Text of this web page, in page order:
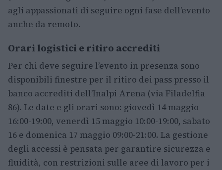
agli appassionati di seguire ogni fase dell’evento
anche da remoto.
Orari logistici e ritiro accrediti
Per chi deve seguire l’evento in presenza sono
disponibili finestre per il ritiro dei pass presso il
banco accrediti dell’Inalpi Arena (via Filadelfia
86). Le date e gli orari sono: giovedì 14 maggio
16:00-19:00, venerdì 15 maggio 10:00-19:00, sabato
16 e domenica 17 maggio 09:00-21:00. La gestione
degli accessi è pensata per garantire sicurezza e
fluidità, con restrizioni sulle aree di lavoro per i